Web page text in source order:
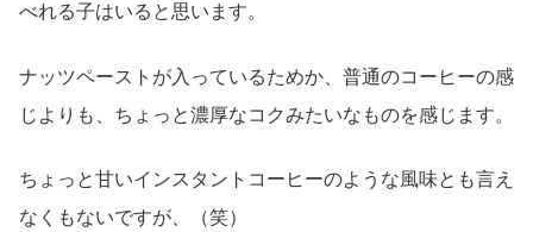
べれる子はいると思います。
ナッツペーストが入っているためか、普通のコーヒーの感
じよりも、ちょっと濃厚なコクみたいなものを感じます。
ちょっと甘いインスタントコーヒーのような風味とも言え
なくもないですが、（笑）